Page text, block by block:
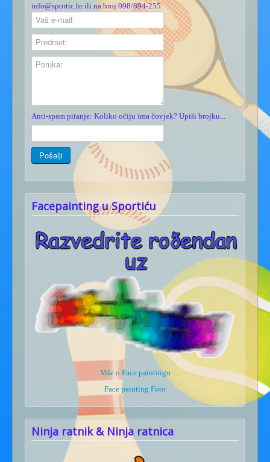
info@sportic.hr ili na broj 098/894-255.
Anti-spam pitanje: Koliko očiju ima čovjek? Upiši brojku...
Facepainting u Sportiću
Više o Face paintingu
Face painting Foto
Ninja ratnik & Ninja ratnica